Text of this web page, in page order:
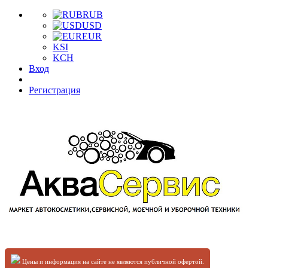
RUB
USD
EUR
KSI
KCH
Вход
Регистрация
Цены и информация на сайте не являются публичной офертой.